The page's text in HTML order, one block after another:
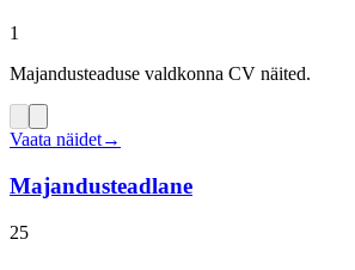
1
Majandusteaduse valdkonna CV näited.
Vaata näidet→
Majandusteadlane
25